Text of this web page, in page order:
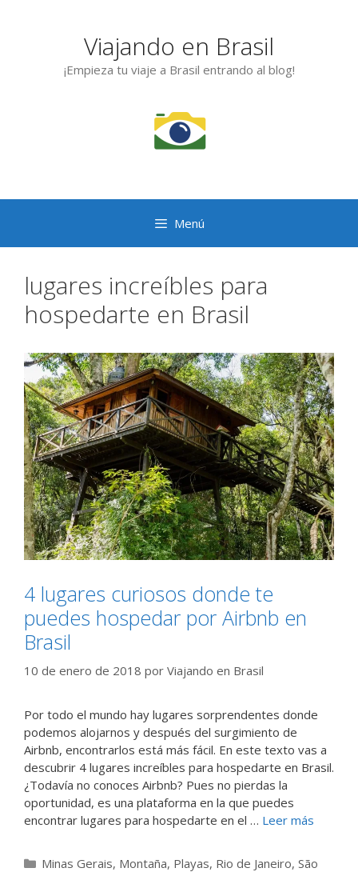
Viajando en Brasil
¡Empieza tu viaje a Brasil entrando al blog!
Menú
lugares increíbles para
hospedarte en Brasil
4 lugares curiosos donde te
puedes hospedar por Airbnb en
Brasil
10 de enero de 2018 por Viajando en Brasil
Por todo el mundo hay lugares sorprendentes donde
podemos alojarnos y después del surgimiento de
Airbnb, encontrarlos está más fácil. En este texto vas a
descubrir 4 lugares increíbles para hospedarte en Brasil.
¿Todavía no conoces Airbnb? Pues no pierdas la
oportunidad, es una plataforma en la que puedes
encontrar lugares para hospedarte en el … Leer más
Categorías
Minas Gerais, Montaña, Playas, Rio de Janeiro, São